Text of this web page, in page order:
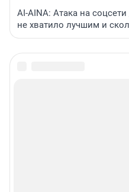
AI-AINA: Атака на
не хватило лучшим и